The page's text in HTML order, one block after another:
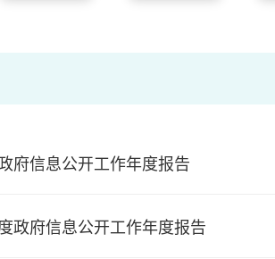
府信息公开工作年度报告
政府信息公开工作年度报告